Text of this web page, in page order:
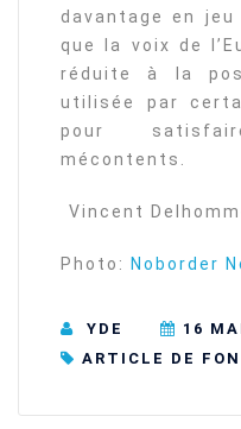
davantage en
que la voix de
réduite à la
utilisée par
pour
mécontents.
Vincent
Photo: Noborder
YDE
16
ARTICLE DE